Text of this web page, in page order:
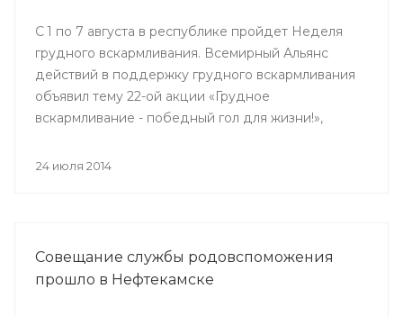
С 1 по 7 августа в республике пройдет Неделя
грудного вскармливания. Всемирный Альянс
действий в поддержку грудного вскармливания
объявил тему 22-ой акции «Грудное
вскармливание - победный гол для жизни!»,
мира по футболу.
24 июля 2014
Совещание службы родовспоможения
прошло в Нефтекамске